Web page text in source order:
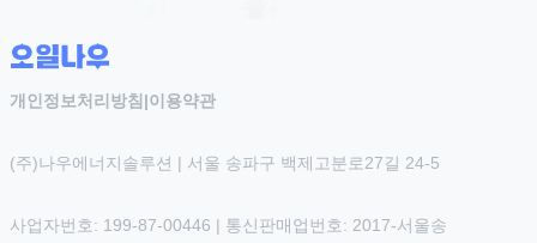
개인정보처리방침 |이용약관
(주)나우에너지솔루션 | 서울 송파구 백제고분로27길 24-5
사업자번호: 199-87-00446 | 통신판매업번호: 2017-서울송